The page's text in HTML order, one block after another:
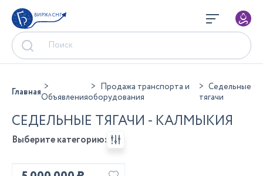
БИРЖА СНГ
ГлавнаяОбъявления
Продажа транспорта и
оборудования
Седельные
тягачи
СЕДЕЛЬНЫЕ ТЯГАЧИ - КАЛМЫКИЯ
Выберите категорию: